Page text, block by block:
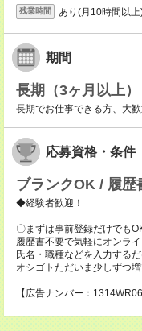
残業時間 あり(月10時間以上
期間
長期（3ヶ月以上）
長期でお仕事できる方、大歓
応募資格・条件
ブランクOK / 履
◆経験者歓迎！
〇まずは事前登録だけでも
履歴書不要で気軽にオンラ
氏名・職種などを入力する
オシゴトただいま少しずつ
【広告ナンバー：